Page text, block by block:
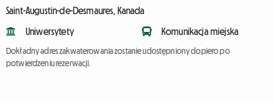
Saint-Augustin-de-Desmaures, Kanada
Uniwersytety Komunikacja miejska
Dokładny adres zakwaterowania zostanie udostępniony dopiero po
potwierdzeniu rezerwacji.